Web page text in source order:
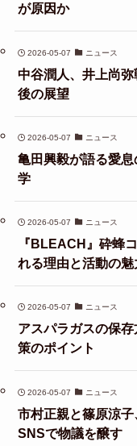
が原因か
2026-05-07 ニュース
中谷潤人、井上尚
後の展望
2026-05-07 ニュース
亀田興毅が語る愛
学
2026-05-07 ニュース
『BLEACH』砕蜂
れる理由と活動の魅
2026-05-07 ニュース
アスパラガスの保
策のポイント
2026-05-07 ニュース
市村正親と篠原涼
SNSで物議を醸す